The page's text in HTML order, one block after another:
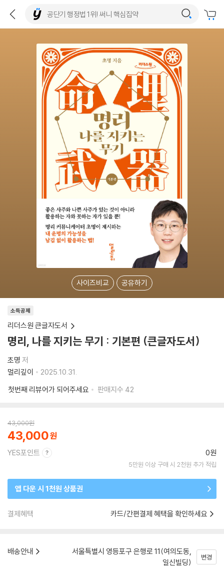
사이즈비교 공유하기
소득공제
리더스원 큰글자도서
명리, 나를 지키는 무기 : 기본편 (큰글자도서)
초명 저
멀리깊이
2025.10.31.
첫번째 리뷰어가 되어주세요
판매지수 42
43,000원
43,000
YES포인트 0원
5만원 이상 구매 시 2천원 추가 적립
앱 다운 시 1천원 상품권
결제혜택 카드/간편결제 혜택을 확인하세요
배송안내
서울특별시 영등포구 은행로 11(여의도동,
일신빌딩)
변경